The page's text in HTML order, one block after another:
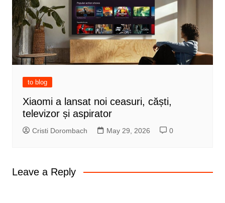
to blog
Xiaomi a lansat noi ceasuri, căști,
televizor și aspirator
Cristi Dorombach May 29, 2026 0
Leave a Reply